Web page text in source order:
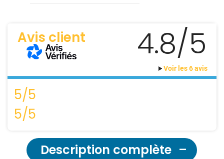
Avis client 4.8/5
Voir les 6 avis
5/5
5/5
Description complète